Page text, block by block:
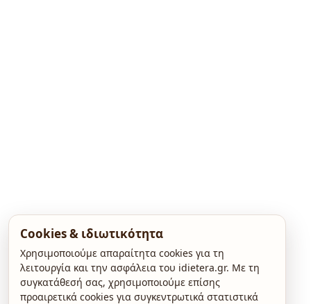
Cookies & ιδιωτικότητα
Χρησιμοποιούμε απαραίτητα cookies για τη
λειτουργία και την ασφάλεια του idietera.gr. Με τη
συγκατάθεσή σας, χρησιμοποιούμε επίσης
προαιρετικά cookies για συγκεντρωτικά στατιστικά